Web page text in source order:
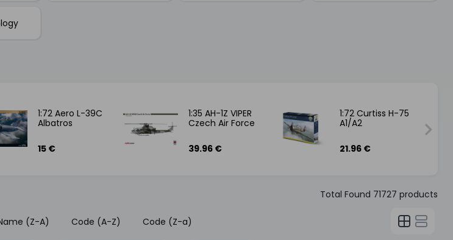
1:72 Aero L-39C
Albatros
15 €
1:35 AH-1Z VIPER
Czech Air Force
39.96 €
1:72 Curtiss H-75
A1/A2
21.96 €
Total Found 71727 products
(Z-A) Code (A-Z) Code (Z-a)